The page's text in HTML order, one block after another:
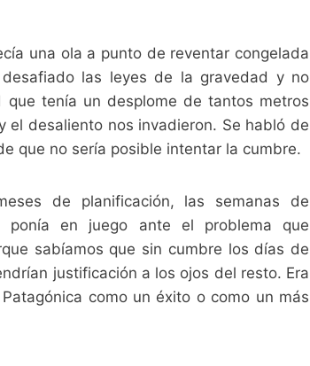
una ola a punto de reventar congelada
las leyes de la gravedad y no
que tenía un desplome de tantos metros
el desaliento nos invadieron. Se habló de
que no sería posible intentar la cumbre.
de planificación, las semanas de
ponía en juego ante el problema que
sabíamos que sin cumbre los días de
justificación a los ojos del resto. Era
como un éxito o como un más